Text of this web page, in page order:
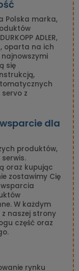
Polska marka,
ADLER,
oparta na ich
się
z
wsparcie dla
produktów,
oraz kupując
zostawimy Cię
W każdym
naszej strony
część oraz
rynku